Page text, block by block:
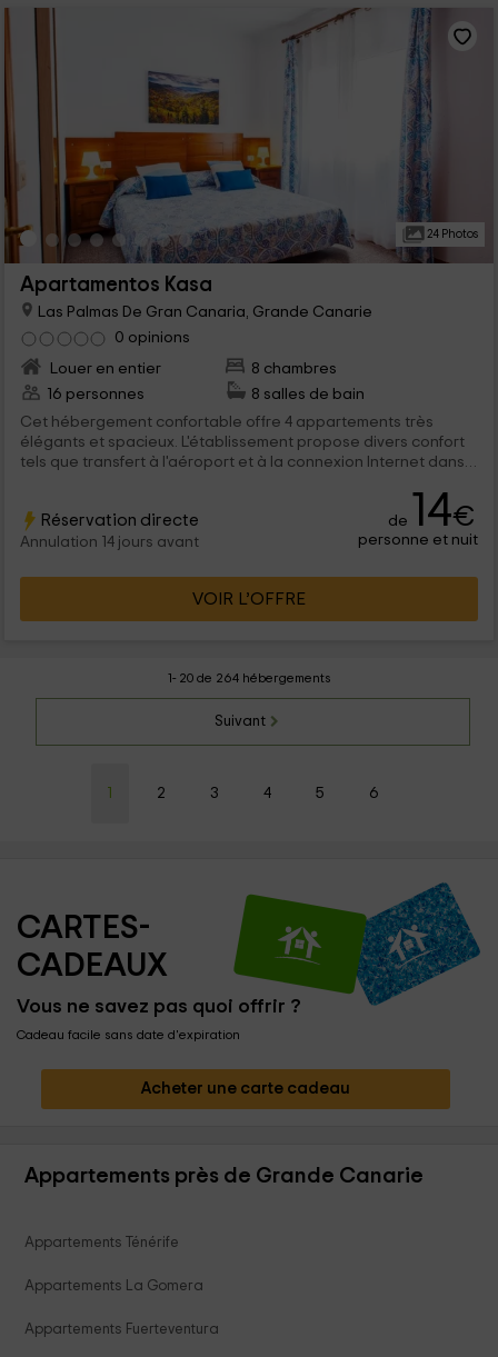
24 Photos
Apartamentos Kasa
Las Palmas De Gran Canaria, Grande Canarie
0 opinions
Louer en entier
8 chambres
16 personnes
8 salles de bain
Cet hébergement confortable offre 4 appartements très
élégants et spacieux. L'établissement propose divers confort
tels que transfert à l'aéroport et à la connexion Internet dans
de bain privée. Chacun a 2 chambres, une avec 2 lits
individuels et un autre avec lit-nido.
Réservation directe
Annulation 14 jours avant
de 14€
personne et nuit
VOIR L’OFFRE
1- 20 de 264 hébergements
Suivant
2 3 4 5 6
CARTES-
CADEAUX
Vous ne savez pas quoi offrir ?
Cadeau facile sans date d'expiration
Acheter une carte cadeau
Appartements près de Grande Canarie
Appartements Ténérife
Appartements La Gomera
Appartements Fuerteventura